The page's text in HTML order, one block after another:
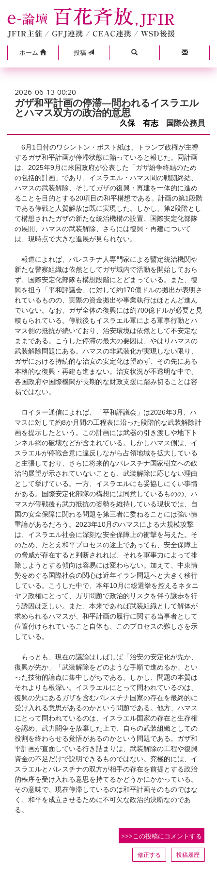
ホーム 投稿
2026-06-13 00:20
ガザ和平計画の停滞―問われるイスラエル
とハマス双方の政治的意思
久保 有志 国際公務員
6月1日付のワシントン・ポスト紙は、トランプ政権が主導
するガザ和平計画が停滞状態に陥っていると報じた。同計画
は、2025年9月に米国政府が公表した「ガザ紛争終結のため
の包括的計画」であり、イスラエル・ハマス間の戦闘終結、
ハマスの武装解除、そしてガザの復興・再建を一体的に進め
ることを目的とする20項目の和平構想である。計画の第1段階
である停戦と人質解放は既に実現した。しかし、第2段階とし
て構想されたガザの新たな統治機構の設置、国際安定化部隊
の展開、ハマスの武装解除、さらには復興・再建について
は、現時点で大きな進展が見られない。
報道によれば、パレスチナ人専門家による暫定統治機関や
新たな警察組織は依然としてガザ域内で活動を開始しておら
ず、国際安定化部隊も構想段階にとどまっている。また、復
興を担う「平和評議会」に対して約170億ドルの拠出が表明さ
れているものの、実際の資金拠出や事業執行はほとんど進ん
でいない。なお、ガザ全体の復興には約700億ドルが必要と見
積もられている。停戦後もイスラエル軍による軍事行動とハ
マス側の抵抗が続いており、治安環境は依然として不安定な
ままである。こうした停滞の最大の要因は、やはりハマスの
武装解除問題にある。ハマスの非武装化が実現しない限り、
ガザにおける持続的な治安の安定化は望めず、その先にある
本格的な復興・再建も進まない。治安状況が不透明な中で、
各国政府や国際機関が長期的な財政支援に踏み切ることは容
易ではない。
ロイター通信によれば、「平和評議会」は2026年3月、ハ
マスに対して約8か月間の工程表に沿った段階的な武装解除計
画を提示したという。この計画には武器の引き渡しや地下ト
ンネル網の破壊などが含まれている。しかしハマス側は、イ
スラエルが停戦合意に違反しながら占領地域を拡大している
と主張しており、さらに将来的なパレスチナ国家樹立への政
治的展望が示されていないことも、武装解除に応じない理由
として挙げている。一方、イスラエルにも妥協しにくい事情
がある。国際安定化部隊の構想には同意しているものの、ハ
マスが停戦後も武力抵抗の姿勢を維持している現状では、自
国の安全保障に関わる問題を第三者に委ねることには強い慎
重論があるだろう。2023年10月のハマスによる大規模攻撃
は、イスラエル社会に深刻な安全保障上の衝撃を与えた。そ
のため、たとえ和平プロセスの途上であっても、安全保障上
の脅威が存在すると判断されれば、それを軍事力によって排
除しようとする傾向は容易には変わらない。加えて、中東情
勢をめぐる国際社会の関心は近年イラン問題へと大きく移行
している。こうした中で、本年10月に総選挙を控えるネタニ
ヤフ政権にとって、ガザ問題で政治的リスクを伴う譲歩を行
う誘因は乏しい。また、本来であれば武装組織として解体が
求められるハマスが、和平計画の履行に関する当事者として
位置付けられていること自体も、このプロセスの難しさを示
している。
もっとも、現在の議論はしばしば「治安の安定化が先か、
復興が先か」「武装解除をどのような手順で進めるか」とい
った技術的論点に集中しがちである。しかし、問題の本質は
それよりも根深い。イスラエルにとって問われているのは、
復興の先にあるガザを含むパレスチナ国家の存在を最終的に
受け入れる意思があるのかという問題である。他方、ハマス
にとって問われているのは、イスラエル国家の存在と生存権
を認め、武力闘争を放棄した上で、自らの武装組織としての
役割を終わらせる覚悟があるのかという問題である。ガザ和
平計画が直面している行き詰まりは、武装解除の工程や復興
資金の不足だけで説明できるものではない。究極的には、イ
スラエルとパレスチナの双方が相手の存在を前提とする政治
的秩序を受け入れる意思を持てるかどうかにかかっている。
その意味で、現在停滞しているのは和平計画そのものではな
く、和平を成立させるために不可欠な政治的決断なのであ
る。
>>>この投稿にコメントする
修正する 投稿履歴